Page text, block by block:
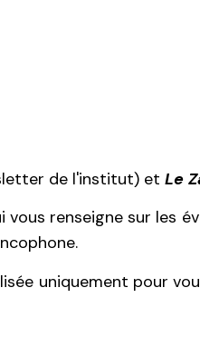
de l'institut) et Le
renseigne sur les
uniquement pour